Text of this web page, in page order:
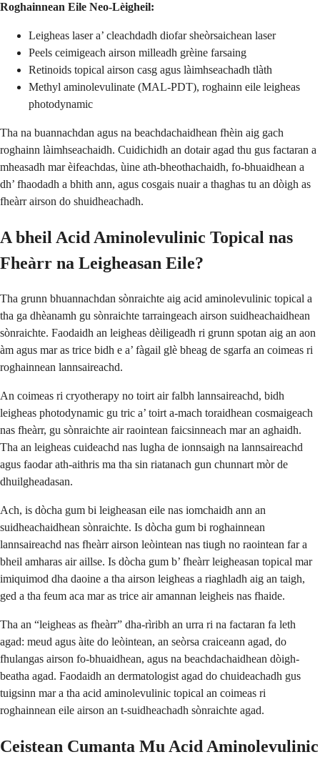
Roghainnean Eile Neo-Lèigheil:
Leigheas laser a’ cleachdadh diofar sheòrsaichean laser
Peels ceimigeach airson milleadh grèine farsaing
Retinoids topical airson casg agus làimhseachadh tlàth
Methyl aminolevulinate (MAL-PDT), roghainn eile leigheas
photodynamic
Tha na buannachdan agus na beachdachaidhean fhèin aig gach
roghainn làimhseachaidh. Cuidichidh an dotair agad thu gus factaran a
mheasadh mar èifeachdas, ùine ath-bheothachaidh, fo-bhuaidhean a
dh’ fhaodadh a bhith ann, agus cosgais nuair a thaghas tu an dòigh as
fheàrr airson do shuidheachadh.
A bheil Acid Aminolevulinic Topical nas
Fheàrr na Leigheasan Eile?
Tha grunn bhuannachdan sònraichte aig acid aminolevulinic topical a
tha ga dhèanamh gu sònraichte tarraingeach airson suidheachaidhean
sònraichte. Faodaidh an leigheas dèiligeadh ri grunn spotan aig an aon
àm agus mar as trice bidh e a’ fàgail glè bheag de sgarfa an coimeas ri
roghainnean lannsaireachd.
An coimeas ri cryotherapy no toirt air falbh lannsaireachd, bidh
leigheas photodynamic gu tric a’ toirt a-mach toraidhean cosmaigeach
nas fheàrr, gu sònraichte air raointean faicsinneach mar an aghaidh.
Tha an leigheas cuideachd nas lugha de ionnsaigh na lannsaireachd
agus faodar ath-aithris ma tha sin riatanach gun chunnart mòr de
dhuilgheadasan.
Ach, is dòcha gum bi leigheasan eile nas iomchaidh ann an
suidheachaidhean sònraichte. Is dòcha gum bi roghainnean
lannsaireachd nas fheàrr airson leòintean nas tiugh no raointean far a
bheil amharas air aillse. Is dòcha gum b’ fheàrr leigheasan topical mar
imiquimod dha daoine a tha airson leigheas a riaghladh aig an taigh,
ged a tha feum aca mar as trice air amannan leigheis nas fhaide.
Tha an “leigheas as fheàrr” dha-rìribh an urra ri na factaran fa leth
agad: meud agus àite do leòintean, an seòrsa craiceann agad, do
fhulangas airson fo-bhuaidhean, agus na beachdachaidhean dòigh-
beatha agad. Faodaidh an dermatologist agad do chuideachadh gus
tuigsinn mar a tha acid aminolevulinic topical an coimeas ri
roghainnean eile airson an t-suidheachadh sònraichte agad.
Ceistean Cumanta Mu Acid Aminolevulinic